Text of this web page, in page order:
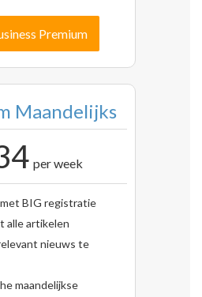
Premium
Maandelijks
per week
BIG registratie
alle artikelen
nieuws te
maandelijkse